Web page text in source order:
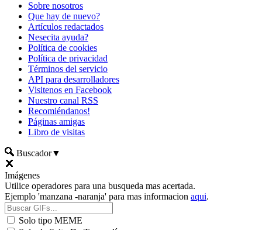
Sobre nosotros
Que hay de nuevo?
Artículos redactados
Nesecita ayuda?
Política de cookies
Política de privacidad
Términos del servicio
API para desarrolladores
Visitenos en Facebook
Nuestro canal RSS
Recomiéndanos!
Páginas amigas
Libro de visitas
Buscador▼
Imágenes
Utilice operadores para una busqueda mas acertada.
Ejemplo 'manzana -naranja' para mas informacion aqui.
Solo tipo MEME